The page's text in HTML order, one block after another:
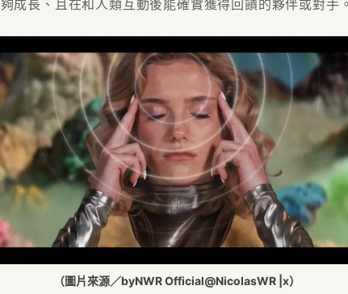
夠成長、且在和人類互動後能確實獲得回饋的夥伴或對手。
（圖片來源／byNWR Official@NicolasWR |x）